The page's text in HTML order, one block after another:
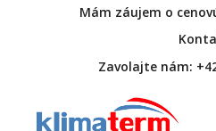
Mám záujem o
Zavolajte nám: